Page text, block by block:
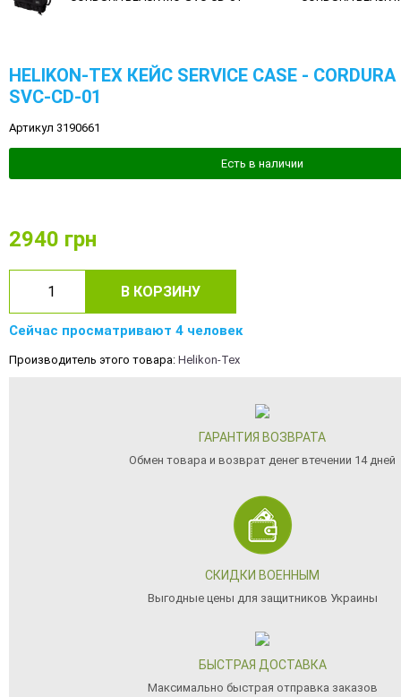
HELIKON-TEX КЕЙС SERVICE CASE -
SVC-CD-01
Артикул 3190661
Есть в наличии
2940 грн
В КОРЗИНУ
Сейчас просматривают 4 человек
Производитель этого товара: Helikon-Tex
ГАРАНТИЯ ВОЗВРАТА
Обмен товара и возврат денег втечении 14 дней
СКИДКИ ВОЕННЫМ
Выгодные цены для защитников Украины
БЫСТРАЯ ДОСТАВКА
Максимально быстрая отправка заказов